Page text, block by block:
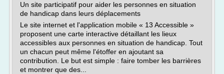
Un site participatif pour aider les personnes en situation
de handicap dans leurs déplacements
Le site internet et l'application mobile « 13 Accessible »
proposent une carte interactive détaillant les lieux
accessibles aux personnes en situation de handicap. Tout
un chacun peut même l'étoffer en ajoutant sa
contribution. Le but est simple : faire tomber les barrières
et montrer que des...